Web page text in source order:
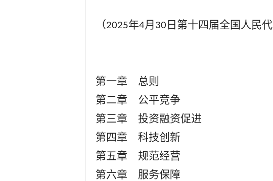
（2025年4月 30 日第十四届全国人民
第一章 总则
第二章 公平竞争
第三章 投资融资促进
第四章 科技创新
第五章 规范经营
第六章 服务保障